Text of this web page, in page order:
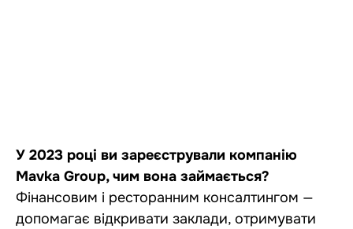
У 2023 році ви зареєстрували компанію
Mavka Group, чим вона займається?
Фінансовим і ресторанним консалтингом —
допомагає відкривати заклади, отримувати